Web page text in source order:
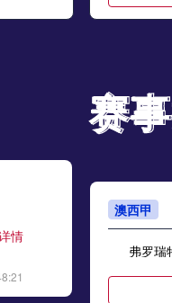
情
赛
赛
澳西甲
弗罗瑞